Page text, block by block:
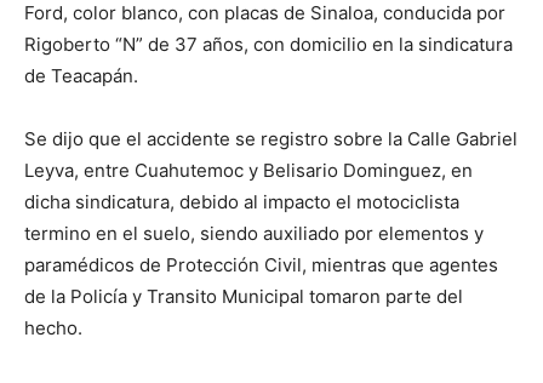
Ford, color blanco, con placas de Sinaloa, conducida por
Rigoberto “N” de 37 años, con domicilio en la sindicatura
de Teacapán.
Se dijo que el accidente se registro sobre la Calle Gabriel
Leyva, entre Cuahutemoc y Belisario Dominguez, en
dicha sindicatura, debido al impacto el motociclista
termino en el suelo, siendo auxiliado por elementos y
paramédicos de Protección Civil, mientras que agentes
de la Policía y Transito Municipal tomaron parte del
hecho.